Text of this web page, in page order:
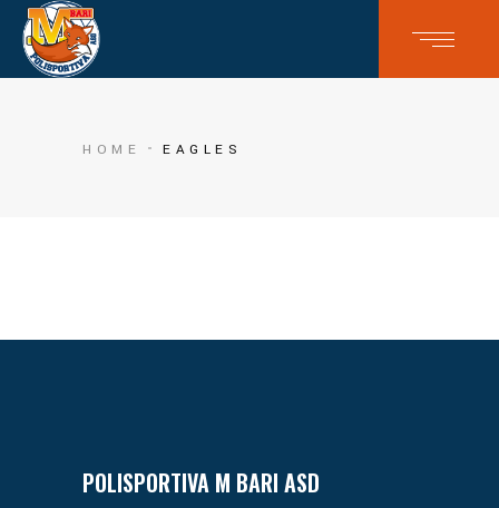
HOME EAGLES
POLISPORTIVA M BARI ASD